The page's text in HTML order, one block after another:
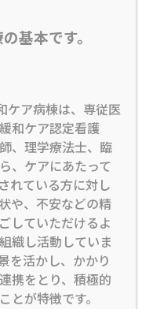
基本です。
ケア病棟は、専従医
和ケア認定看護
、理学療法士、臨
、ケアにあたって
れている方に対し
や、不安などの精
していただけるよ
織し活動していま
を活かし、かかり
携をとり、積極的
とが特徴です。